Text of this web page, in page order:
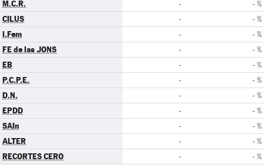
M.C.R. - - %
CILUS - - %
I.Fem - - %
FE de las JONS - - %
EB - - %
P.C.P.E. - - %
D.N. - - %
EPDD - - %
SAIn - - %
ALTER - - %
RECORTES CERO - - %